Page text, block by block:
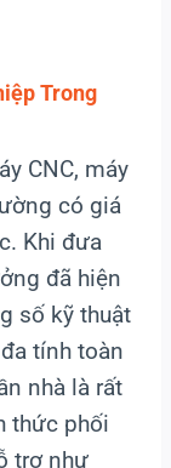
Trong
CNC, máy
có giá
Khi đưa
đã hiện
số kỹ thuật
tính toàn
nhà là rất
thức phối
trợ như